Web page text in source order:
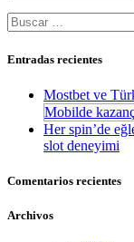
Buscar:
Entradas recientes
Mostbet ve
Mobilde
Her spin’de
slot deneyimi
Comentarios recientes
Archivos